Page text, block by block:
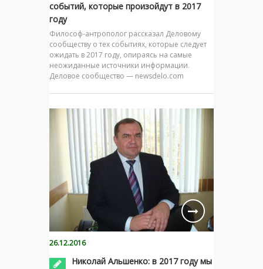
событий, которые произойдут в 2017
году
Философ-антрополог рассказал Деловому
сообществу о тех событиях, которые следует
ожидать в 2017 году, опираясь на самые
неожиданные источники информации.
Деловое сообщество — newsdelo.com
26.12.2016
Николай Альшенко: в 2017 году мы